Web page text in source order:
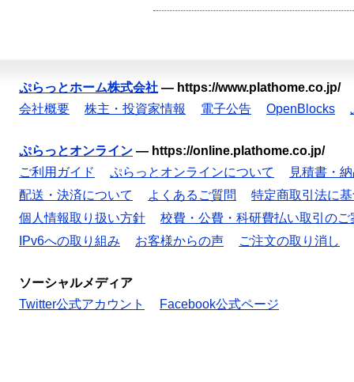
ぷらっとホーム株式会社 — https://www.plathome.co.jp/
会社概要
株主・投資家情報 電子公告 OpenBlocks
ぷらっとオンライン — https://online.plathome.co.jp/
ご利用ガイド
ぷらっとオンラインについて
見積書・
配送・決済について
よくあるご質問
特定商取引法に
個人情報取り扱い方針
校費・公費・科研費払い取引のご
IPv6への取り組み
お客様からの声 ご注文の取り消し
ソーシャルメディア
Twitter公式アカウント
Facebook公式ページ